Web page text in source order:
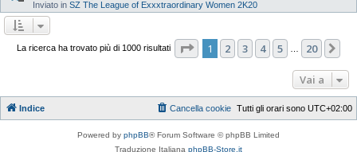
Inviato in SZ The League of Exxxtraordinary Women 2K20
La ricerca ha trovato più di 1000 risultati Pagina di 20
1 2 3 4 5 20
Vai a
Indice Tutti gli orari sono UTC+02:00
Cancella cookie
Powered by phpBB® Forum Software © phpBB Limited
Traduzione Italiana phpBB-Store.it